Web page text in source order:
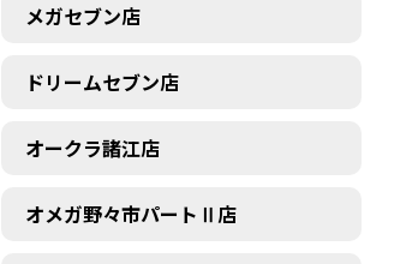
メガセブン店
ドリームセブン店
オークラ諸江店
オメガ野々市パートⅡ店